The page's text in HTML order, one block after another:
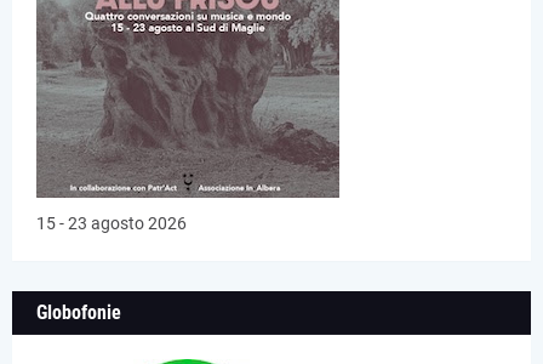
15 - 23 agosto 2026
Globofonie